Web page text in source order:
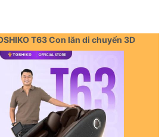
T63 Con lăn di chuyển 3D